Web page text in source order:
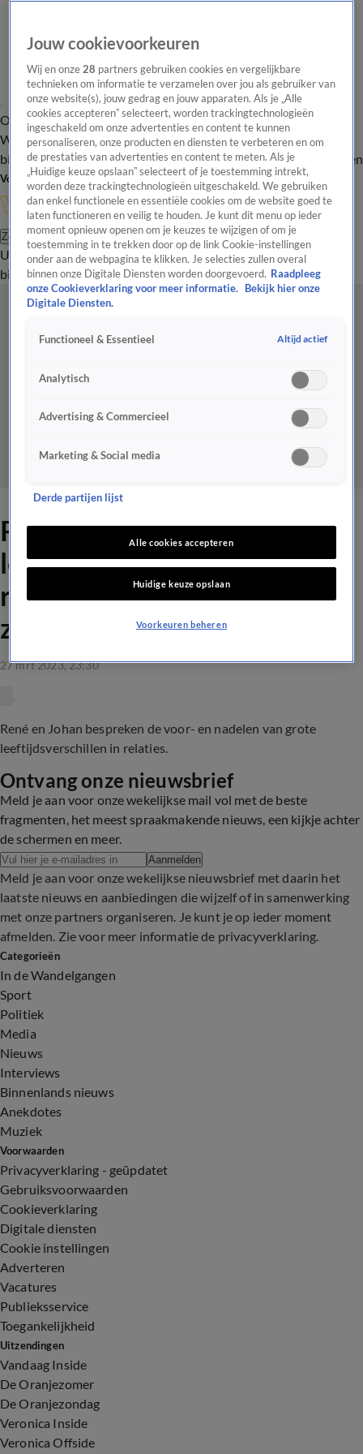
Overzicht Onze programma's Uitzendingen Onze gezichten
In de
WandelgangenInterviewsUitzending
bijwonenPodcastShopVeelgestelde vragenKijkersvraag insturen
Volg Vandaag Inside
Zoeken
UitzendingenVandaag InsideDe OranjezomerShopUitzending
bijwonen
René en Johan over
leeftijdsverschillen in
relaties: 'Gepijpt worden
zonder gebit is wel lekker!'
27 mrt 2023, 23:30
René en Johan bespreken de voor- en nadelen van grote
leeftijdsverschillen in relaties.
Ontvang onze nieuwsbrief
Meld je aan voor onze wekelijkse mail vol met de beste
fragmenten, het meest spraakmakende nieuws, een kijkje achter
de schermen en meer.
Aanmelden
Meld je aan voor onze wekelijkse nieuwsbrief met daarin het
laatste nieuws en aanbiedingen die wijzelf of in samenwerking
met onze partners organiseren. Je kunt je op ieder moment
afmelden. Zie voor meer informatie de privacyverklaring.
Categorieën
In de Wandelgangen
Sport
Politiek
Media
Nieuws
Interviews
Binnenlands nieuws
Anekdotes
Muziek
Voorwaarden
Privacyverklaring - geüpdatet
Gebruiksvoorwaarden
Cookieverklaring
Digitale diensten
Cookie instellingen
Adverteren
Vacatures
Publieksservice
Toegankelijkheid
Uitzendingen
Vandaag Inside
De Oranjezomer
De Oranjezondag
Veronica Inside
Veronica Offside
Jouw cookievoorkeuren
Wij en onze28 partners gebruiken cookies en vergelijkbare
technieken om informatie te verzamelen over jou als gebruiker van
onze website(s), jouw gedrag en jouw apparaten. Als je „Alle
cookies accepteren” selecteert, worden trackingtechnologieën
ingeschakeld om onze advertenties en content te kunnen
personaliseren, onze producten en diensten te verbeteren en om
de prestaties van advertenties en content te meten. Als je
„Huidige keuze opslaan” selecteert of je toestemming intrekt,
worden deze trackingtechnologieën uitgeschakeld. We gebruiken
dan enkel functionele en essentiële cookies om de website goed te
laten functioneren en veilig te houden. Je kunt dit menu op ieder
moment opnieuw openen om je keuzes te wijzigen of om je
toestemming in te trekken door op de link Cookie-instellingen
onder aan de webpagina te klikken. Je selecties zullen overal
binnen onze Digitale Diensten worden doorgevoerd. Raadpleeg
onze Cookieverklaring voor meer informatie.
Bekijk hier onze
Digitale Diensten.
Functioneel & Essentieel Altijd actief
Analytisch
Advertising & Commercieel
Marketing & Social media
Derde partijen lijst
Alle cookies accepteren
Huidige keuze opslaan
Voorkeuren beheren